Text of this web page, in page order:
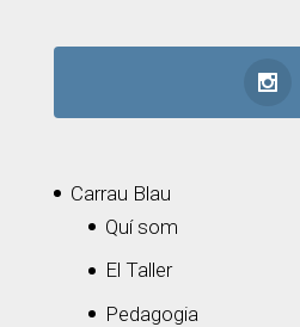
Carrau Blau
Quí som
El Taller
Pedagogia